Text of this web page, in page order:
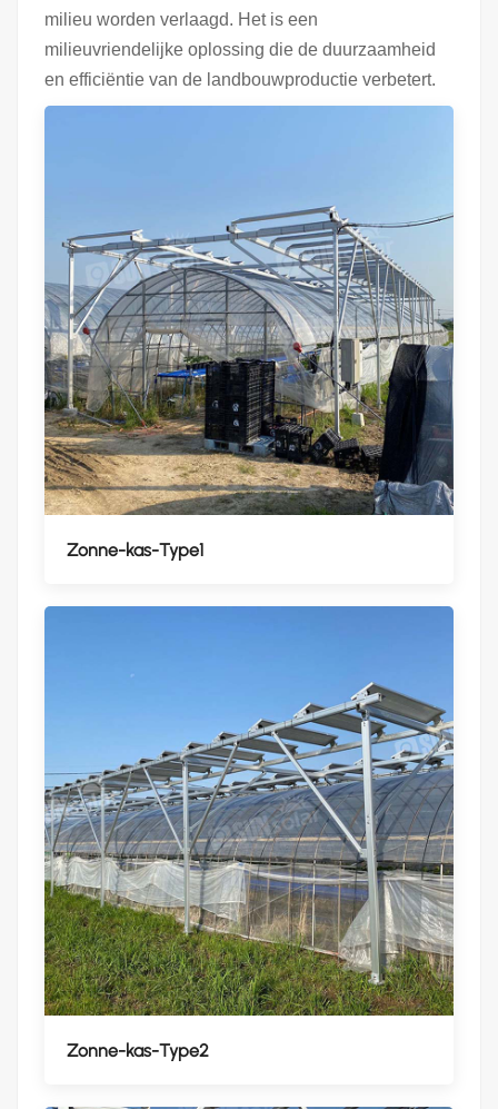
milieu worden verlaagd. Het is een
milieuvriendelijke oplossing die de duurzaamheid
en efficiëntie van de landbouwproductie verbetert.
Zonne-kas-Type1
Zonne-kas-Type2